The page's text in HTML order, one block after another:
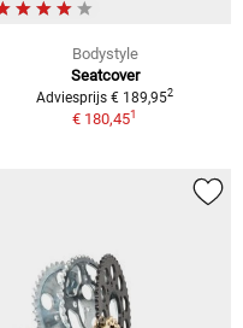
Bodystyle
Seatcover
Adviesprijs € 189,952
€ 180,451